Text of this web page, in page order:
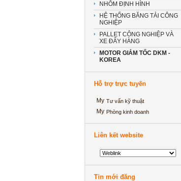
NHÔM ĐỊNH HÌNH
HỆ THỐNG BĂNG TẢI CÔNG
NGHIỆP
PALLET CÔNG NGHIỆP VÀ
XE ĐẨY HÀNG
MOTOR GIẢM TỐC DKM -
KOREA
Hỗ trợ trực tuyến
Tư vấn kỹ thuật
Phòng kinh doanh
Liên kết website
Tin mới đăng
‘Kinh ngạc’ với ảnh cưới thể
dục đường phố của cặp đôi
Tuyển kế toán Tổng hợp
mòn 2 bên?